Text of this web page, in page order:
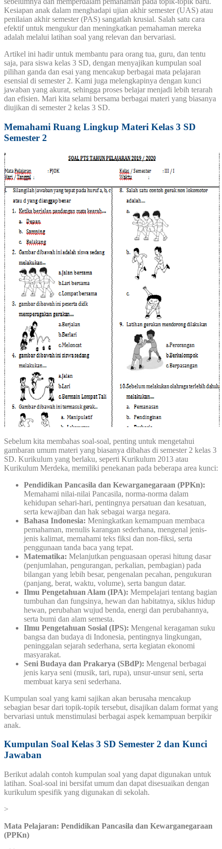
Kesiapan anak dalam menghadapi ujian akhir semester (UAS) atau
penilaian akhir semester (PAS) sangatlah krusial. Salah satu cara
efektif untuk mengukur dan meningkatkan pemahaman mereka
adalah melalui latihan soal yang relevan dan bervariasi.
Artikel ini hadir untuk membantu para orang tua, guru, dan tentu
saja, para siswa kelas 3 SD, dengan menyajikan kumpulan soal
pilihan ganda dan esai yang mencakup berbagai mata pelajaran
esensial di semester 2. Kami juga melengkapinya dengan kunci
jawaban yang akurat, sehingga proses belajar menjadi lebih terarah
dan efisien. Mari kita selami bersama berbagai materi yang biasanya
diujikan di semester 2 kelas 3 SD.
Memahami Ruang Lingkup Materi Kelas 3 SD
Semester 2
Sebelum kita membahas soal-soal, penting untuk mengetahui
gambaran umum materi yang biasanya dibahas di semester 2 kelas 3
SD. Kurikulum yang berlaku, seperti Kurikulum 2013 atau
Kurikulum Merdeka, memiliki penekanan pada beberapa area kunci:
Pendidikan Pancasila dan Kewarganegaraan (PPKn):
Memahami nilai-nilai Pancasila, norma-norma dalam
kehidupan sehari-hari, pentingnya persatuan dan kesatuan,
serta kewajiban dan hak sebagai warga negara.
Bahasa Indonesia: Meningkatkan kemampuan membaca
pemahaman, menulis karangan sederhana, mengenal jenis-
jenis kalimat, memahami teks fiksi dan non-fiksi, serta
penggunaan tanda baca yang tepat.
Matematika: Melanjutkan penguasaan operasi hitung dasar
(penjumlahan, pengurangan, perkalian, pembagian) pada
bilangan yang lebih besar, pengenalan pecahan, pengukuran
(panjang, berat, waktu, volume), serta bangun datar.
Ilmu Pengetahuan Alam (IPA): Mempelajari tentang bagian
tumbuhan dan fungsinya, hewan dan habitatnya, siklus hidup
hewan, perubahan wujud benda, energi dan perubahannya,
serta bumi dan alam semesta.
Ilmu Pengetahuan Sosial (IPS): Mengenal keragaman suku
bangsa dan budaya di Indonesia, pentingnya lingkungan,
peninggalan sejarah sederhana, serta kegiatan ekonomi
masyarakat.
Seni Budaya dan Prakarya (SBdP): Mengenal berbagai
jenis karya seni (musik, tari, rupa), unsur-unsur seni, serta
membuat karya seni sederhana.
Kumpulan soal yang kami sajikan akan berusaha mencakup
sebagian besar dari topik-topik tersebut, disajikan dalam format yang
bervariasi untuk menstimulasi berbagai aspek kemampuan berpikir
anak.
Kumpulan Soal Kelas 3 SD Semester 2 dan Kunci
Jawaban
Berikut adalah contoh kumpulan soal yang dapat digunakan untuk
latihan. Soal-soal ini bersifat umum dan dapat disesuaikan dengan
kurikulum spesifik yang digunakan di sekolah.
>
Mata Pelajaran: Pendidikan Pancasila dan Kewarganegaraan
(PPKn)